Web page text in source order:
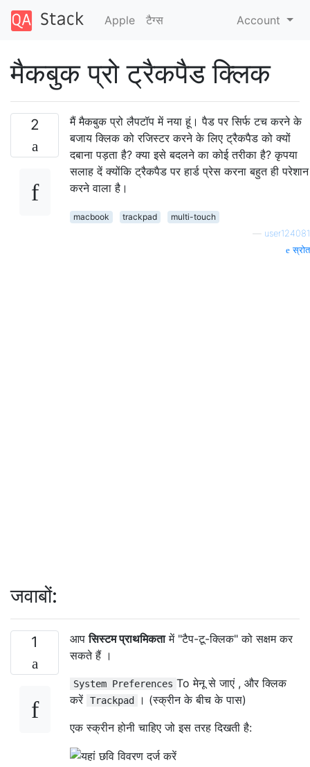
Apple टैग्‍स Account
मैकबुक प्रो ट्रैकपैड क्लिक
2
मैं मैकबुक प्रो लैपटॉप में नया हूं। पैड पर सिर्फ टच करने के
बजाय क्लिक को रजिस्टर करने के लिए ट्रैकपैड को क्यों
दबाना पड़ता है? क्या इसे बदलने का कोई तरीका है? कृपया
सलाह दें क्योंकि ट्रैकपैड पर हार्ड प्रेस करना बहुत ही परेशान
करने वाला है।
macbook trackpad
multi-touch
user124081
स्रोत
जवाबों:
1 आपसिस्टम प्राथमिकतामें "टैप-टू-क्लिक" को सक्षम कर
सकते हैं ।
System Preferences To मेनू से जाएं , और क्लिक
करें
Trackpad
। (स्क्रीन के बीच के पास)
एक स्क्रीन होनी चाहिए जो इस तरह दिखती है: